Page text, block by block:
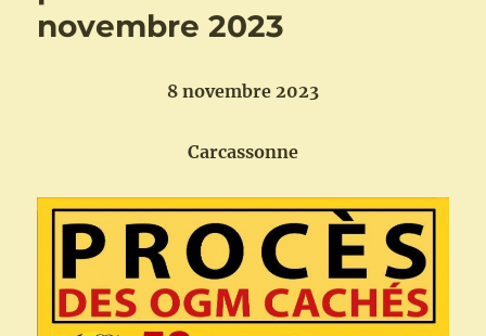
novembre 2023
8 novembre 2023
Carcassonne